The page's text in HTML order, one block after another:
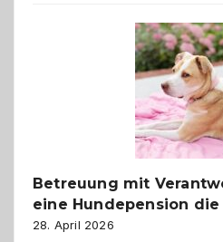
Betreuung mit
eine Hundepension
28. April 2026